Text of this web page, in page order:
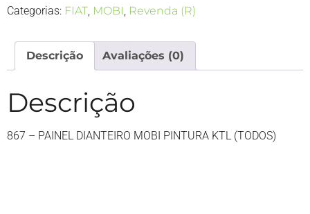
Categorias: FIAT, MOBI, Revenda (R)
Descrição Avaliações (0)
Descrição
867 – PAINEL DIANTEIRO MOBI PINTURA KTL (TODOS)